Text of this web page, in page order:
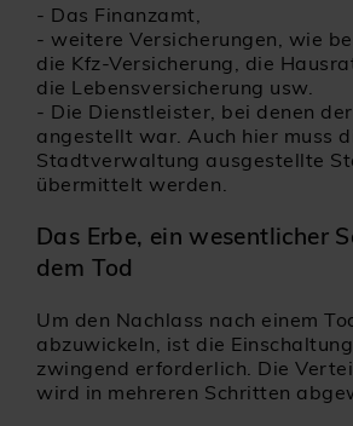
- Das Finanzamt,
- weitere Versicherungen, wie
die Kfz-Versicherung, die
die Lebensversicherung usw.
- Die Dienstleister, bei denen
angestellt war. Auch hier muss
Stadtverwaltung ausgestellte
übermittelt werden.
Das Erbe, ein wesentlicher
dem Tod
Um den Nachlass nach einem
abzuwickeln, ist die
zwingend erforderlich. Die
wird in mehreren Schritten